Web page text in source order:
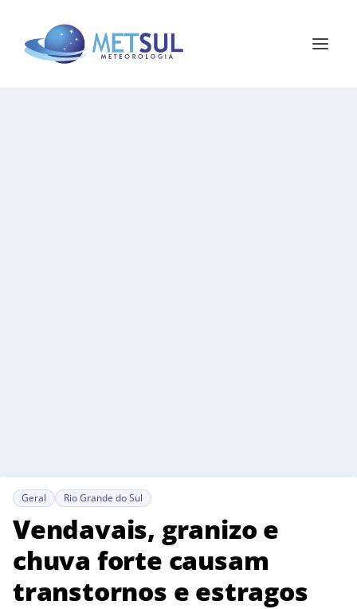
Geral Rio Grande do Sul
Vendavais, granizo e
chuva forte causam
transtornos e estragos